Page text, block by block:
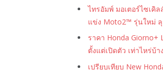
ไทรอัมพ์ มอเตอร์ไซเคิ
แข่ง Moto2™ รุ่นใหม่
ราคา Honda Giorno+
ตั้งแต่เปิดตัว เท่าไหร่บ้า
เปรียบเทียบ New